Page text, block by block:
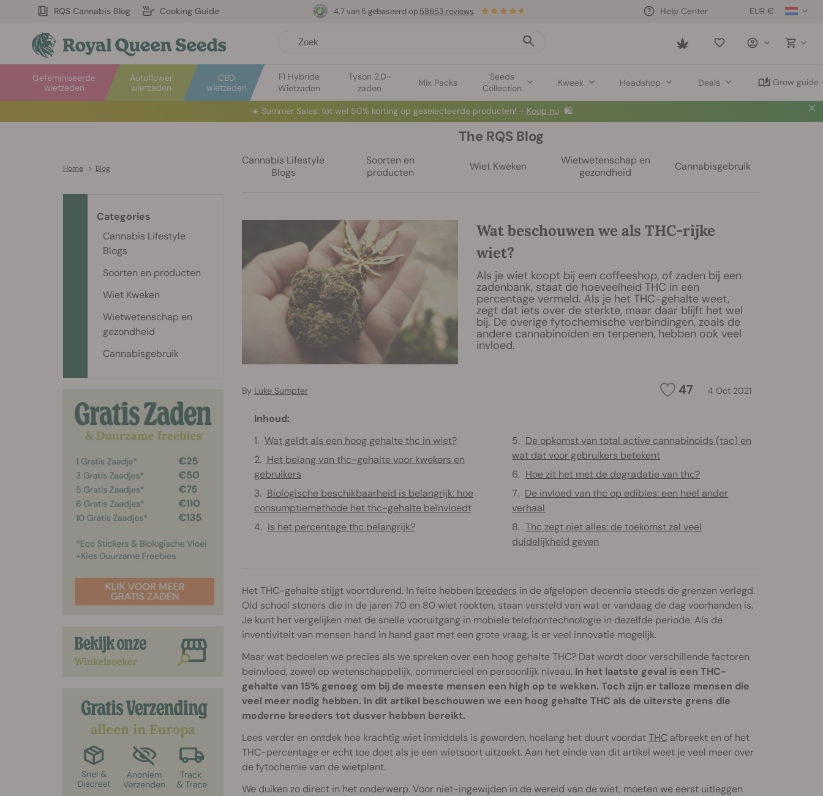
RQS Cannabis Blog Cooking Guide EUR €
Help Center
Saved
Autoflower
wietzaden
Gefeminiseerde
wietzaden
CBD
wietzaden
F1 Hybride
Wietzaden
Tyson 2.0-
zaden
Mix Packs
Seeds
Collection
Kweek Headshop Deals Grow guide
4.7 van 5 gebaseerd op58653 reviews
☀️Summer Sales: tot wel 50% korting op geselecteerde producten! ⏤ Koop nu 🛍️
Home > Blog
The RQS Blog
Cannabis Lifestyle
Blogs
Soorten en
producten
Wiet Kweken
Wietwetenschap en
gezondheid
Cannabisgebruik
Wat beschouwen we als THC-rijke
wiet?
Als je wiet koopt bij een coffeeshop, of zaden bij een
zadenbank, staat de hoeveelheid THC in een
percentage vermeld. Als je het THC-gehalte weet,
zegt dat iets over de sterkte, maar daar blijft het wel
bij. De overige fytochemische verbindingen, zoals de
andere cannabinoïden en terpenen, hebben ook veel
invloed.
47 4 Oct 2021
By Luke Sumpter
Inhoud:
Wat geldt als een hoog gehalte thc in wiet?
Het belang van thc-gehalte voor kwekers en
gebruikers
Biologische beschikbaarheid is belangrijk: hoe
consumptiemethode het thc-gehalte beïnvloedt
Is het percentage thc belangrijk?
De opkomst van total active cannabinoids (tac) en
wat dat voor gebruikers betekent
Hoe zit het met de degradatie van thc?
De invloed van thc op edibles: een heel ander
verhaal
Thc zegt niet alles: de toekomst zal veel
duidelijkheid geven
Het THC-gehalte stijgt voortdurend. In feite hebben breeders in de afgelopen decennia steeds de grenzen verlegd.
Old school stoners die in de jaren 70 en 80 wiet rookten, staan versteld van wat er vandaag de dag voorhanden is.
Je kunt het vergelijken met de snelle vooruitgang in mobiele telefoontechnologie in dezelfde periode. Als de
inventiviteit van mensen hand in hand gaat met een grote vraag, is er veel innovatie mogelijk.
Maar wat bedoelen we precies als we spreken over een hoog gehalte THC? Dat wordt door verschillende factoren
beïnvloed, zowel op wetenschappelijk, commercieel en persoonlijk niveau. In het laatste geval is een THC-
gehalte van 15% genoeg om bij de meeste mensen een high op te wekken. Toch zijn er talloze mensen die
veel meer nodig hebben. In dit artikel beschouwen we een hoog gehalte THC als de uiterste grens die
moderne breeders tot dusver hebben bereikt.
Lees verder en ontdek hoe krachtig wiet inmiddels is geworden, hoelang het duurt voordatTHCafbreekt en of het
THC-percentage er echt toe doet als je een wietsoort uitzoekt. Aan het einde van dit artikel weet je veel meer over
de fytochemie van de wietplant.
We duiken zo direct in het onderwerp. Voor niet-ingewijden in de wereld van de wiet, moeten we eerst uitleggen
Categories
Cannabis Lifestyle
Blogs
Soorten en producten
Wiet Kweken
Wietwetenschap en
gezondheid
Cannabisgebruik